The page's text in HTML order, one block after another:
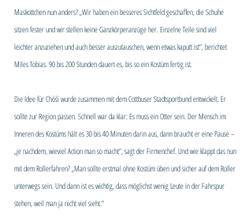
Maskottchen nun anders? „Wir haben ein besseres Sichtfeld geschaffen, die Schuhe
sitzen fester und wir stellen keine Ganzkörperanzüge her. Einzelne Teile sind viel
leichter anzuziehen und auch besser auszutauschen, wenn etwas kaputt ist“, berichtet
Miles Tobias. 90 bis 200 Stunden dauert es, bis so ein Kostüm fertig ist.
Die Idee für Chóśi wurde zusammen mit dem Cottbuser Stadtsportbund entwickelt. Er
sollte zur Region passen. Schnell war da klar: Es muss ein Otter sein. Der Mensch im
Inneren des Kostüms hält es 30 bis 40 Minuten darin aus, dann braucht er eine Pause –
„je nachdem, wieviel Action man so macht“, sagt der Firmenchef. Und wie klappt das nun
mit dem Rollerfahren? „Man sollte erstmal ohne Kostüm üben und sicher auf dem Roller
unterwegs sein. Und dann ist es wichtig, dass möglichst wenig Leute in der Fahrspur
stehen, weil man ja nicht viel sieht.“